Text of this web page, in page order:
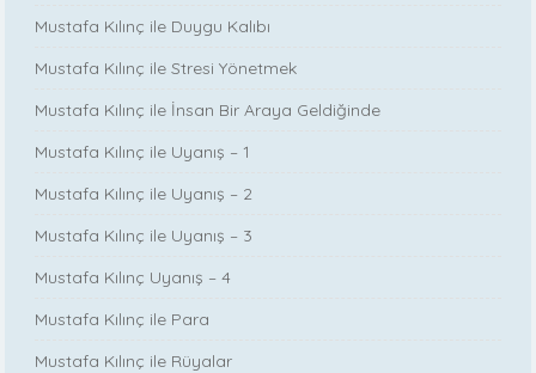
Mustafa Kılınç ile Duygu Kalıbı
Mustafa Kılınç ile Stresi Yönetmek
Mustafa Kılınç ile İnsan Bir Araya Geldiğinde
Mustafa Kılınç ile Uyanış – 1
Mustafa Kılınç ile Uyanış – 2
Mustafa Kılınç ile Uyanış – 3
Mustafa Kılınç Uyanış – 4
Mustafa Kılınç ile Para
Mustafa Kılınç ile Rüyalar